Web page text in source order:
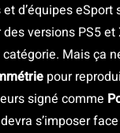
d’équipes
versions PS5
Mais ça
pour
signé comme
s’imposer